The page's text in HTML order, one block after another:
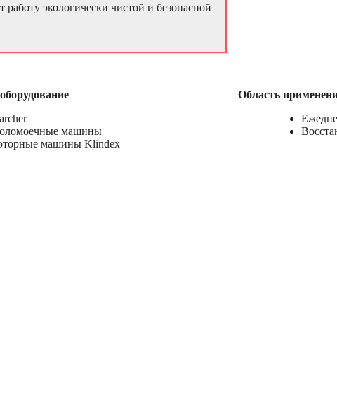
экологически чистой и безопасной
машины
машины Klindex
Область